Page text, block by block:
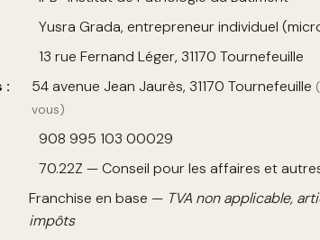
Yusra Grada, entrepreneur individuel
13 rue Fernand Léger, 31170 Tournefeuille
:
54 avenue Jean Jaurès, 31170 Tournefeuille
vous)
908 995 103 00029
70.22Z — Conseil pour les affaires et
Franchise en base — TVA non applicable,
impôts